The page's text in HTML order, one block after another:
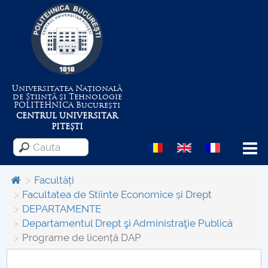
Universitatea Națională
de Știință și Tehnologie
POLITEHNICABucurești
CENTRUL UNIVERSITAR
PITEȘTI
Menu
Despre Universitate
Centrul de Management al Proiectelor
Facultăți
Facultatea de Stiinte Economice și Drept
DEPARTAMENTE
Departamentul Drept şi Administraţie Publică
Programe de licență DAP